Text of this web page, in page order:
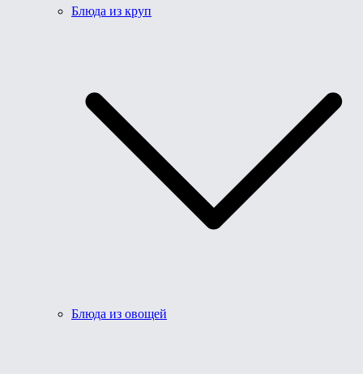
Блюда из круп
Блюда из овощей